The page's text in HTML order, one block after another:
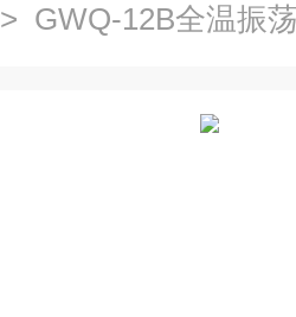
> GWQ-12B全温振